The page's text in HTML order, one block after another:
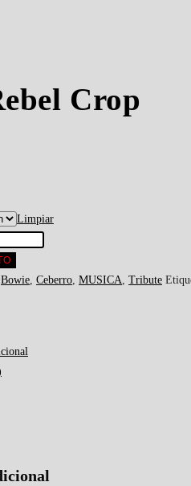
Crop
Limpiar
Bowie, Ceberro, MUSICA, Tribute